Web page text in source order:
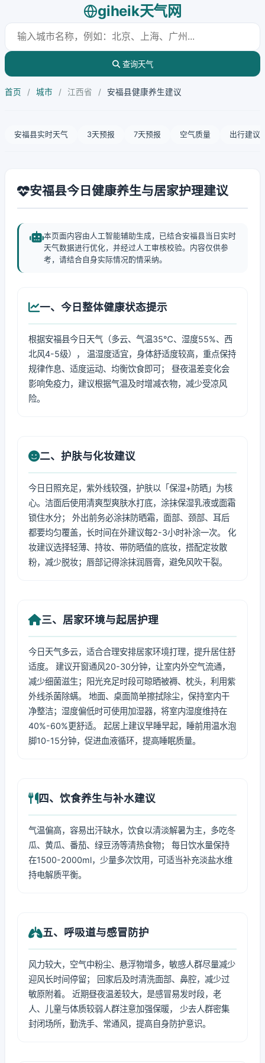
giheik天气网
查询天气
首页 / 城市 / 江西省 / 安福县健康养生建议
安福县实时天气 3天预报 7天预报 空气质量 出行建议
安福县今日健康养生与居家护理建议
本页面内容由人工智能辅助生成，已结合安福县当日实时
天气数据进行优化，并经过人工审核校验。内容仅供参
考，请结合自身实际情况酌情采纳。
一、今日整体健康状态提示
根据安福县今日天气（多云、气温35℃、湿度55%、西
北风4-5级）， 温湿度适宜，身体舒适度较高，重点保持
规律作息、适度运动、均衡饮食即可； 昼夜温差变化会
影响免疫力，建议根据气温及时增减衣物，减少受凉风
险。
二、护肤与化妆建议
今日日照充足，紫外线较强，护肤以「保湿+防晒」为核
心。洁面后使用清爽型爽肤水打底，涂抹保湿乳液或面霜
锁住水分； 外出前务必涂抹防晒霜，面部、颈部、耳后
都要均匀覆盖，长时间在外建议每2-3小时补涂一次。 化
妆建议选择轻薄、持妆、带防晒值的底妆，搭配定妆散
粉，减少脱妆；唇部记得涂抹润唇膏，避免风吹干裂。
三、居家环境与起居护理
今日天气多云，适合合理安排居家环境打理，提升居住舒
适度。 建议开窗通风20-30分钟，让室内外空气流通，
减少细菌滋生；阳光充足时段可晾晒被褥、枕头，利用紫
外线杀菌除螨。 地面、桌面简单擦拭除尘，保持室内干
净整洁；湿度偏低时可使用加湿器，将室内湿度维持在
40%-60%更舒适。 起居上建议早睡早起，睡前用温水泡
脚10-15分钟，促进血液循环，提高睡眠质量。
四、饮食养生与补水建议
气温偏高，容易出汗缺水，饮食以清淡解暑为主，多吃冬
瓜、黄瓜、番茄、绿豆汤等清热食物； 每日饮水量保持
在1500-2000ml，少量多次饮用，可适当补充淡盐水维
持电解质平衡。
五、呼吸道与感冒防护
风力较大，空气中粉尘、悬浮物增多，敏感人群尽量减少
迎风长时间停留； 回家后及时清洗面部、鼻腔，减少过
敏原附着。 近期昼夜温差较大，是感冒易发时段，老
人、儿童与体质较弱人群注意加强保暖， 少去人群密集
封闭场所，勤洗手、常通风，提高自身防护意识。